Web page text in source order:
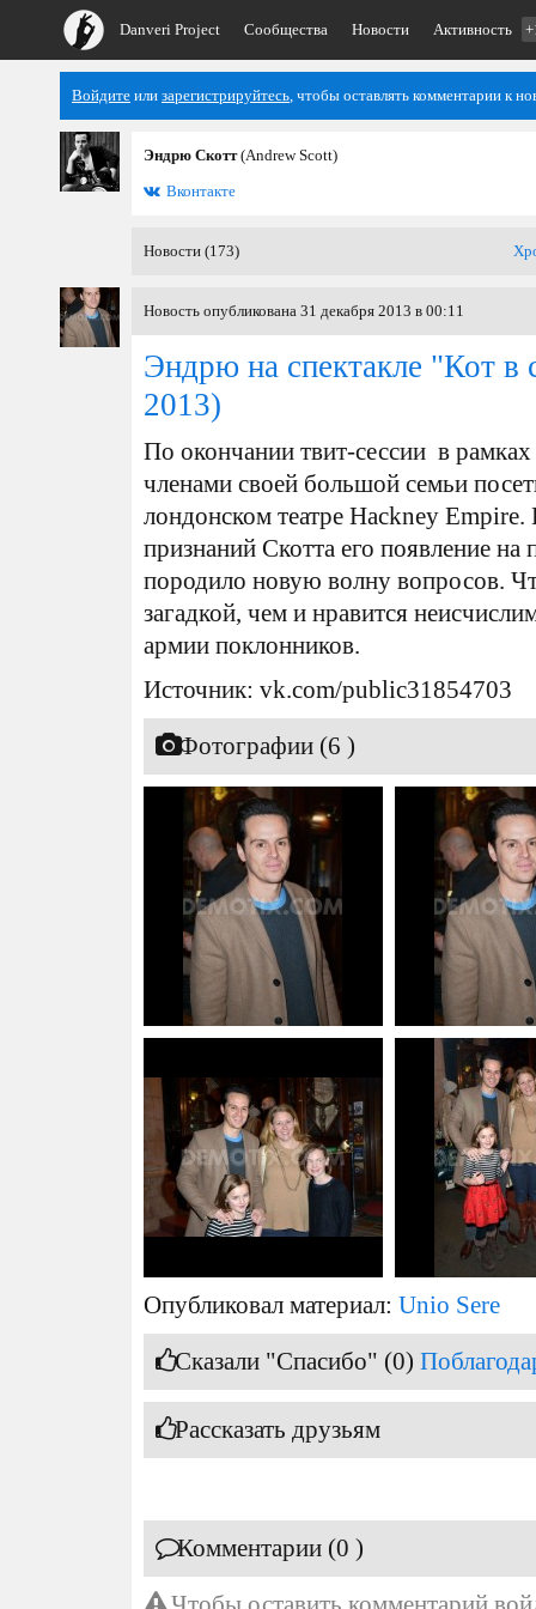
Danveri Project Сообщества Новости Активность
Войдите или зарегистрируйтесь, чтобы оставлять комментарии к
Эндрю Скотт(Andrew Scott)
Вконтакте
Новости (173)
Новость опубликована 31 декабря 2013 в 00:11
Эндрю на спектакле "Кот в
2013)
По окончании твит-сессии в
членами своей большой семьи
лондонском театре Hackney
признаний Скотта его появление
породило новую волну вопросов.
загадкой, чем и нравится
армии поклонников.
Источник: vk.com/public31854703
Фотографии (6 )
Опубликовал материал: Unio Sere
Сказали "Спасибо" (0)
Рассказать друзьям
Комментарии (0 )